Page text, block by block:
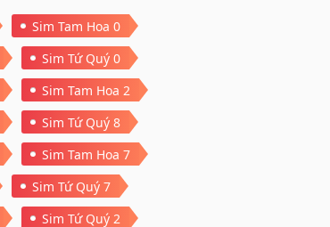
Sim Tam Hoa 0
Sim Tứ Quý 0
Sim Tam Hoa 2
Sim Tứ Quý 8
Sim Tam Hoa 7
Sim Tứ Quý 7
Sim Tứ Quý 2